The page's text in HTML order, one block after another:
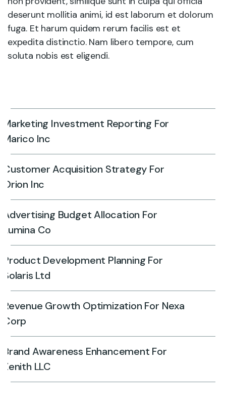
deserunt mollitia animi, id est laborum et dolorum
fuga. Et harum quidem rerum facilis est et
expedita distinctio. Nam libero tempore, cum
soluta nobis est eligendi.
Marketing Investment Reporting For
Marico Inc
Customer Acquisition Strategy For
Orion Inc
Advertising Budget Allocation For
Lumina Co
Product Development Planning For
Solaris Ltd
Revenue Growth Optimization For Nexa
Corp
Brand Awareness Enhancement For
Zenith LLC